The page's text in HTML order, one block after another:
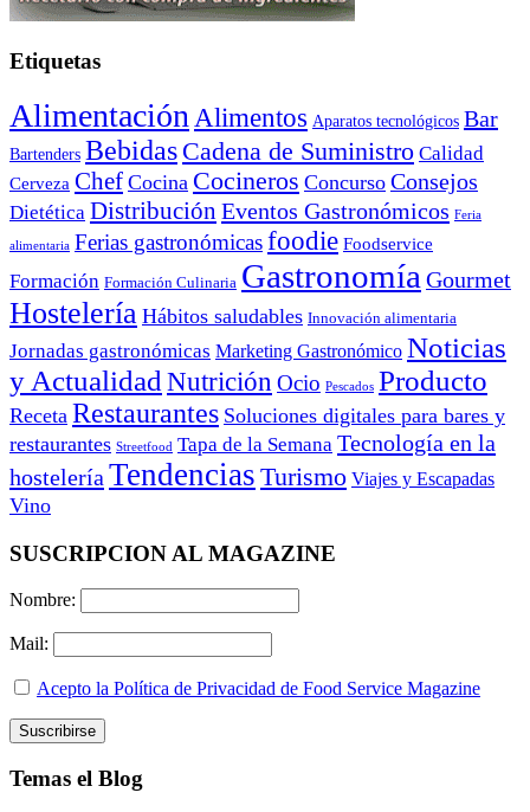
Etiquetas
Alimentación Alimentos Aparatos tecnológicos Bar
Bartenders Bebidas Cadena de Suministro Calidad
Cerveza Chef Cocina Cocineros Concurso Consejos
Dietética Distribución Eventos Gastronómicos Feria
alimentaria Ferias gastronómicasfoodie Foodservice
Formación Formación Culinaria Gastronomía Gourmet
Hostelería Hábitos saludables Innovación alimentaria
Jornadas gastronómicas Marketing Gastronómico Noticias
y Actualidad Nutrición Ocio Pescados Producto
Receta Restaurantes Soluciones digitales para bares y
restaurantes Streetfood Tapa de la Semana Tecnología en la
hostelería Tendencias Turismo Viajes y Escapadas
Vino
SUSCRIPCION AL MAGAZINE
Nombre:
Mail:
Acepto la Política de Privacidad de Food Service Magazine
Temas el Blog